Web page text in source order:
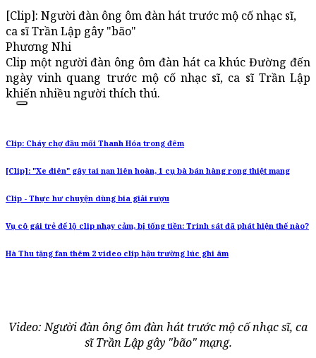
[Clip]: Người đàn ông ôm đàn hát trước mộ cố nhạc sĩ,
ca sĩ Trần Lập gây "bão"
Phương Nhi
Clip một người đàn ông ôm đàn hát ca khúc Đường đến
ngày vinh quang trước mộ cố nhạc sĩ, ca sĩ Trần Lập
khiến nhiều người thích thú.
Clip: Cháy chợ đầu mối Thanh Hóa trong đêm
[Clip]: "Xe điên" gây tai nạn liên hoàn, 1 cụ bà bán hàng rong thiệt mạng
Clip - Thực hư chuyện dùng bia giải rượu
Vụ cô gái trẻ để lộ clip nhạy cảm, bị tống tiền: Trinh sát đã phát hiện thế nào?
Hà Thu tặng fan thêm 2 video clip hậu trường lúc ghi âm
Video: Người đàn ông ôm đàn hát trước mộ cố nhạc sĩ, ca
sĩ Trần Lập gây "bão" mạng.